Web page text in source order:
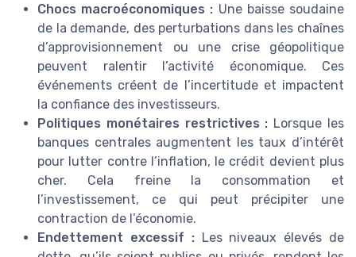
Chocs macroéconomiques : Une baisse soudaine
de la demande, des perturbations dans les chaînes
d’approvisionnement ou une crise géopolitique
peuvent ralentir l’activité économique. Ces
événements créent de l’incertitude et impactent
la confiance des investisseurs.
Politiques monétaires restrictives : Lorsque les
banques centrales augmentent les taux d’intérêt
pour lutter contre l’inflation, le crédit devient plus
cher. Cela freine la consommation et
l’investissement, ce qui peut précipiter une
contraction de l’économie.
Endettement excessif :Les niveaux élevés de